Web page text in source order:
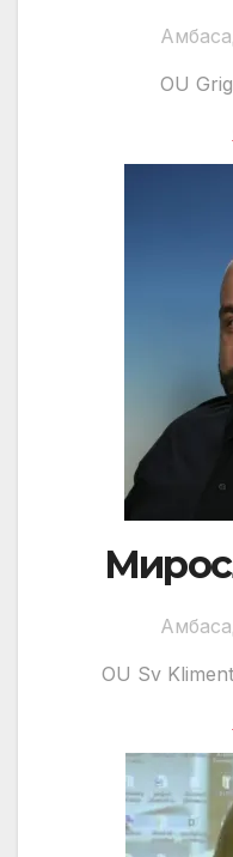
OU
OU Sv